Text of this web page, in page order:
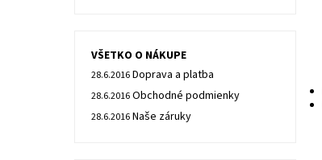
VŠETKO O NÁKUPE
28.6.2016Doprava a platba
28.6.2016Obchodné podmienky
28.6.2016Naše záruky